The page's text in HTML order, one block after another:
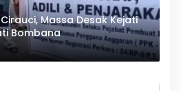
Massa Desak Kejati
Bombana